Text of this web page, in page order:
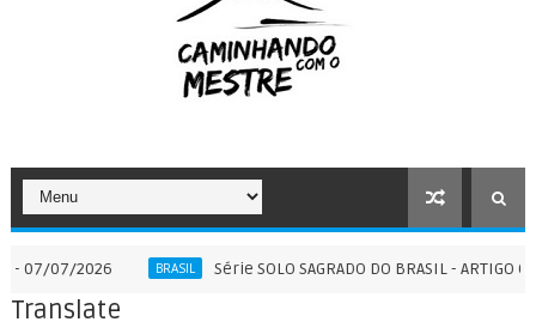
2026 BRASIL Série SOLO SAGRADO DO BRASIL - ARTIGO
Translate